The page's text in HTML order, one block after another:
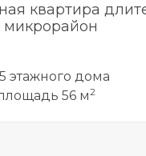
квартира
микрорайон
этажного дома
56 м2